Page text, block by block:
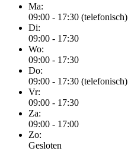
Ma:
09:00 - 17:30 (telefonisch)
Di:
09:00 - 17:30
Wo:
09:00 - 17:30
Do:
09:00 - 17:30 (telefonisch)
Vr:
09:00 - 17:30
Za:
09:00 - 17:00
Zo:
Gesloten